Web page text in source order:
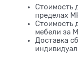
Стоимость
пределах
Стоимость
мебели за
Доставка